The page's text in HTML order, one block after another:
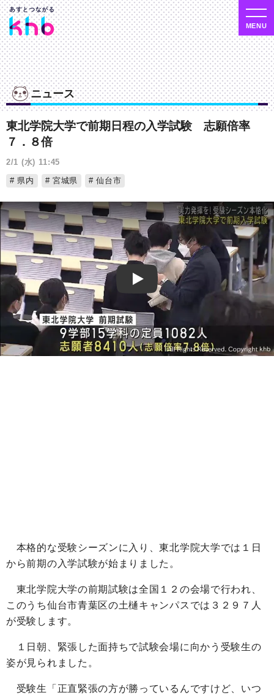
ニュース
東北学院大学で前期日程の入学試験 志願倍率
７．８倍
2/1 (水) 11:45
県内
宮城県 仙台市
Play
本格的な受験シーズンに入り、東北学院大学では１日
から前期の入学試験が始まりました。
東北学院大学の前期試験は全国１２の会場で行われ、
このうち仙台市青葉区の土樋キャンパスでは３２９７人
が受験します。
１日朝、緊張した面持ちで試験会場に向かう受験生の
姿が見られました。
受験生「正直緊張の方が勝っているんですけど、いつ